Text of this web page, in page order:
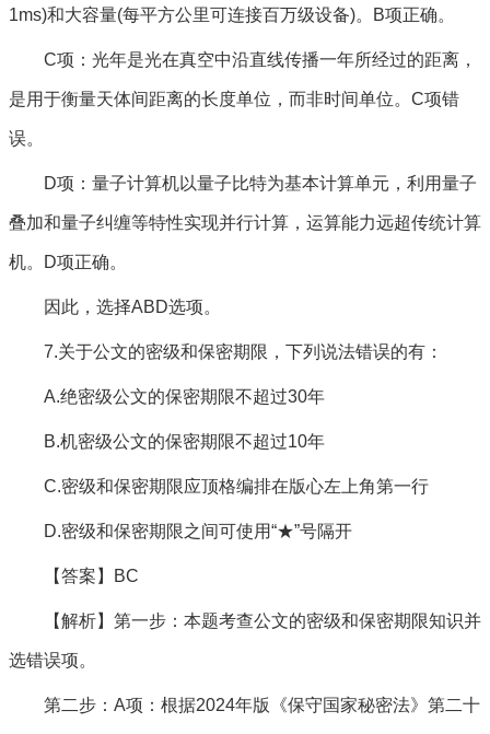
1ms)和大容量(每平方公里可连接百万级设备)。B项正确。
C项：光年是光在真空中沿直线传播一年所经过的距离，
是用于衡量天体间距离的长度单位，而非时间单位。C项错
误。
D项：量子计算机以量子比特为基本计算单元，利用量子
叠加和量子纠缠等特性实现并行计算，运算能力远超传统计算
机。D项正确。
因此，选择ABD选项。
7.关于公文的密级和保密期限，下列说法错误的有：
A.绝密级公文的保密期限不超过30年
B.机密级公文的保密期限不超过10年
C.密级和保密期限应顶格编排在版心左上角第一行
D.密级和保密期限之间可使用“★”号隔开
【答案】BC
【解析】第一步：本题考查公文的密级和保密期限知识并
选错误项。
第二步：A项：根据2024年版《保守国家秘密法》第二十